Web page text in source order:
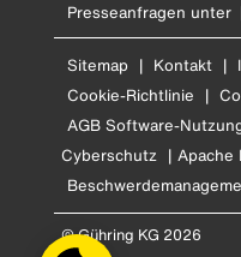
Presseanfragen unter
Sitemap | Kontakt |
Cookie-Richtlinie |
AGB Software-
Cyberschutz | Apache
© Gühring KG 2026